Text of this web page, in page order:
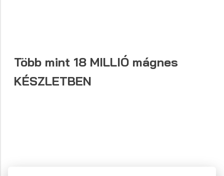
Több mint 18 MILLIÓ mágnes
KÉSZLETBEN